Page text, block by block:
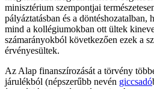
minisztérium szempontjai
pályáztatásban és a döntéshozatalban,
mind a kollégiumokban ott ültek
számarányokból következően ezek a
érvényesültek.
Az Alap finanszírozását a törvény
járulékból (népszerűbb nevén giccsadó